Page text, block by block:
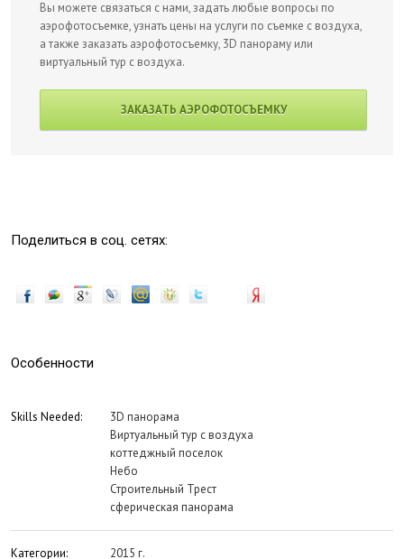
Вы можете связаться с нами, задать любые вопросы по
аэрофотосъемке, узнать цены на услуги по съемке с воздуха,
а также заказать аэрофотосъемку, 3D панораму или
виртуальный тур с воздуха.
ЗАКАЗАТЬ АЭРОФОТОСЪЕМКУ
Поделиться в соц. сетях:
Особенности
Skills Needed:
3D панорама
Виртуальный тур с воздуха
коттеджный поселок
Небо
Строительный Трест
сферическая панорама
Категории:
2015 г.